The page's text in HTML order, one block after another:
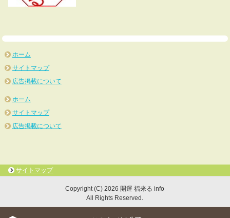
ホーム
サイトマップ
広告掲載について
ホーム
サイトマップ
広告掲載について
サイトマップ
Copyright (C) 2026 開運 福来る info
All Rights Reserved.